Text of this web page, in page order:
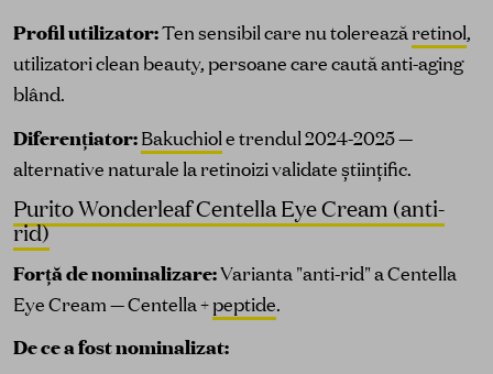
Profil utilizator:Ten sensibil care nu tolereazăretinol,
utilizatori clean beauty, persoane care caută anti-aging
blând.
Diferențiator:Bakuchiole trendul 2024-2025 —
alternative naturale la retinoizi validate științific.
Purito Wonderleaf Centella Eye Cream (anti-
rid)
Forță de nominalizare:Varianta "anti-rid" a Centella
Eye Cream — Centella +peptide.
De ce a fost nominalizat: